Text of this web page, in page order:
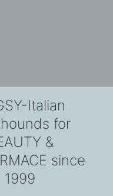
Italian
for
&
since
1999